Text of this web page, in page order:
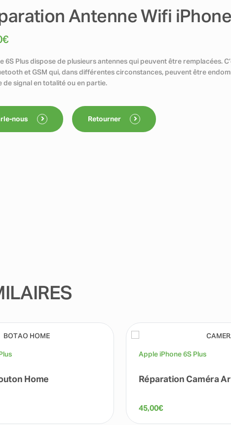
Antenne Wifi
€
6S Plus dispose de plusieurs antennes qui peuvent être remplacées.
et GSM qui, dans différentes circonstances, peuvent être
de signal en totalité ou en partie.
nous Retourner
Home
Apple iPhone 6S Plus
Réparation Caméra
45,00€